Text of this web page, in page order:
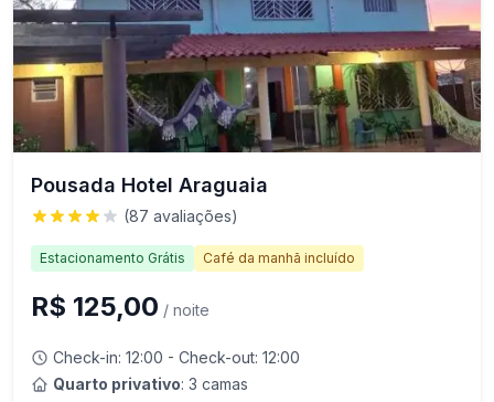
Pousada Hotel Araguaia
(87 avaliações)
Estacionamento Grátis Café da manhã incluído
R$ 125,00 / noite
Check-in: 12:00 - Check-out: 12:00
Quarto privativo: 3 camas